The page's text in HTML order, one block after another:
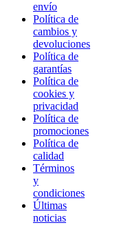
envío
Política de
cambios y
devoluciones
Política de
garantías
Política de
cookies y
privacidad
Política de
promociones
Política de
calidad
Términos
y
condiciones
Últimas
noticias